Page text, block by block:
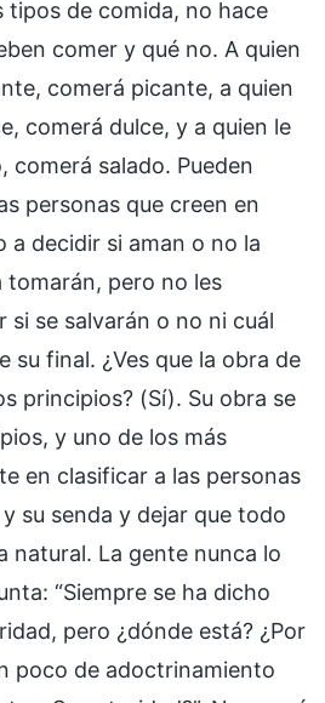
tipos de comida, no hace
comer y qué no. A quien
comerá picante, a quien
comerá dulce, y a quien le
comerá salado. Pueden
personas que creen en
a decidir si aman o no la
tomarán, pero no les
si se salvarán o no ni cuál
su final. ¿Ves que la obra de
principios? (Sí). Su obra se
y uno de los más
en clasificar a las personas
su senda y dejar que todo
natural. La gente nunca lo
“Siempre se ha dicho
pero ¿dónde está? ¿Por
poco de adoctrinamiento